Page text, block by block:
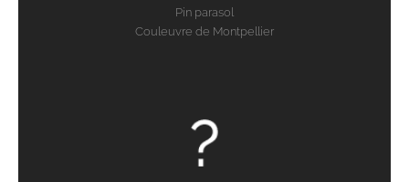
Pin parasol
Couleuvre de Montpellier